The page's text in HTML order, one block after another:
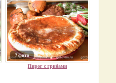
7 фото
Пирог с грибами